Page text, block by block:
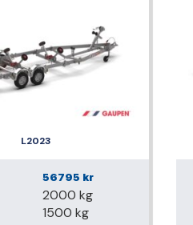
L2023
56795 kr
2000 kg
1500 kg